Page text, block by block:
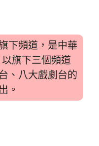
下頻道，是中華
旗下三個頻道
、八大戲劇台的
。